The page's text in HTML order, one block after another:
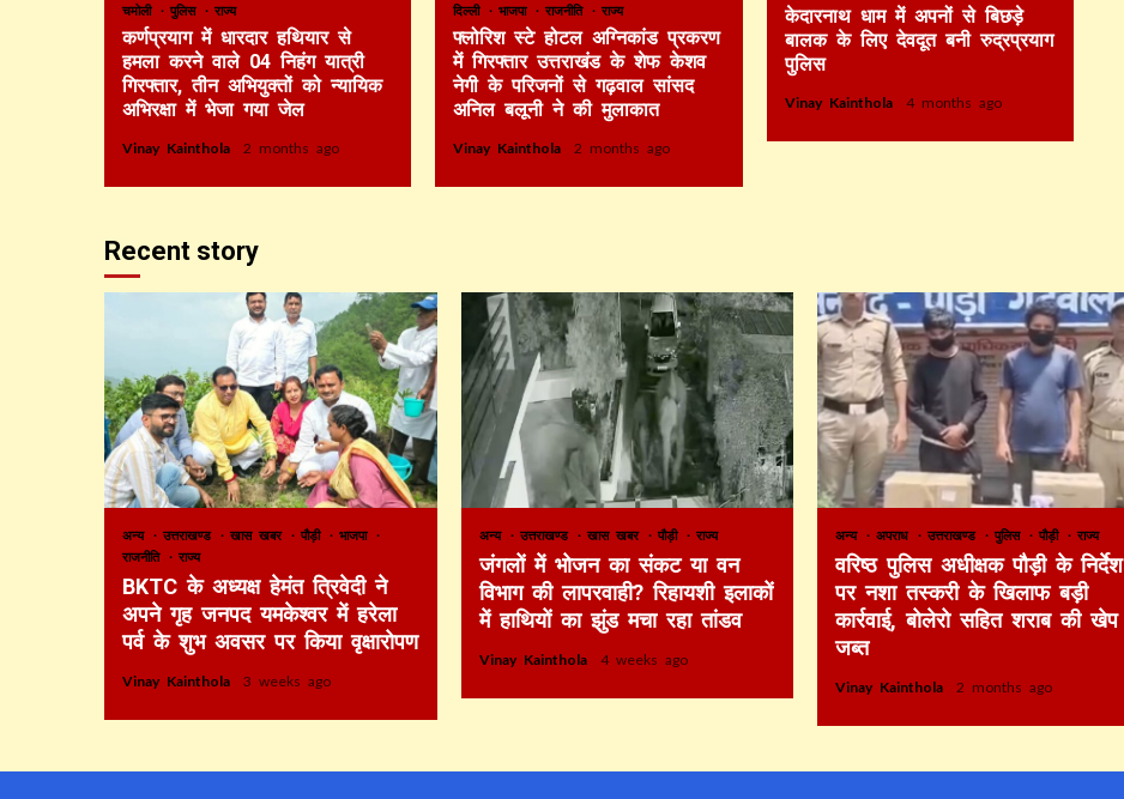
चमोली
पुलिस राज्य
कर्णप्रयाग में धारदार हथियार से
हमला करने वाले 04 निहंग यात्री
गिरफ्तार, तीन अभियुक्तों को न्यायिक
अभिरक्षा में भेजा गया जेल
Vinay Kainthola 2 months ago
दिल्ली
भाजपा राजनीति राज्य
फ्लोरिश स्टे होटल अग्निकांड प्रकरण
में गिरफ्तार उत्तराखंड के शेफ केशव
नेगी के परिजनों से गढ़वाल सांसद
अनिल बलूनी ने की मुलाकात
Vinay Kainthola 2 months ago
केदारनाथ धाम में अपनों से बिछड़े
बालक के लिए देवदूत बनी रुद्रप्रयाग
पुलिस
Vinay Kainthola 4 months ago
Recent story
अन्य उत्तराखण्ड खास खबर पौड़ी
भाजपा
राजनीति
राज्य
BKTC के अध्यक्ष हेमंत त्रिवेदी ने
अपने गृह जनपद यमकेश्वर में हरेला
पर्व के शुभ अवसर पर किया वृक्षारोपण
Vinay Kainthola 3 weeks ago
अन्य उत्तराखण्ड खास खबर पौड़ी राज्य
जंगलों में भोजन का संकट या वन
विभाग की लापरवाही? रिहायशी इलाकों
में हाथियों का झुंड मचा रहा तांडव
Vinay Kainthola 4 weeks ago
अन्य अपराध उत्तराखण्ड पुलिस पौड़ी राज्य
वरिष्ठ पुलिस अधीक्षक पौड़ी के निर्देश
पर नशा तस्करी के खिलाफ बड़ी
कार्रवाई, बोलेरो सहित शराब की खेप
जब्त
Vinay Kainthola 2 months ago